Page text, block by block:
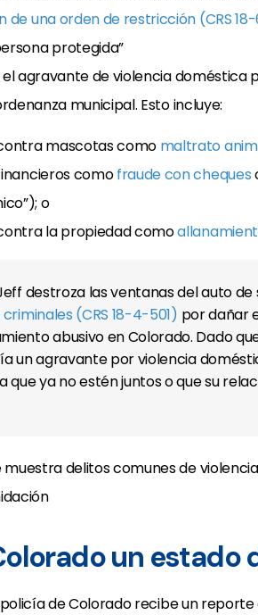
de una orden de restricción (CRS
protegida”
agravante de violencia doméstica
municipal. Esto incluye:
mascotas como maltrato
comofraude con cheques
o
la propiedad como
destroza las ventanas del auto
(CRS 18-4-501) por dañar
abusivo en Colorado. Dado
un agravante por violencia
que ya no estén juntos o que su
un
policía de Colorado recibe un